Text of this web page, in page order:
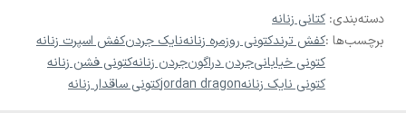
دسته‌بندی: کتانی زنانه
برچسب‌ها :کفش ترندکتونی روزمره زنانهنایک جردنکفش اسپرت زنانه
کتونی خیابانیجردن دراگونجردن زنانهکتونی فشن زنانه
کتونی نایک زنانهjordan dragonکتونی ساقدار زنانه